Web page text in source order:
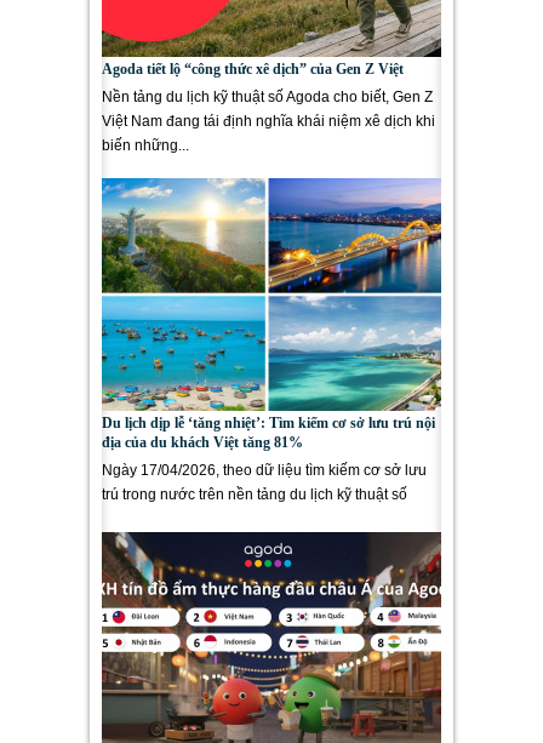
Agoda tiết lộ “công thức xê dịch” của Gen Z Việt
Nền tảng du lịch kỹ thuật số Agoda cho biết, Gen Z
Việt Nam đang tái định nghĩa khái niệm xê dịch khi
biến những...
Du lịch dịp lễ ‘tăng nhiệt’: Tìm kiếm cơ sở lưu trú nội
địa của du khách Việt tăng 81%
Ngày 17/04/2026, theo dữ liệu tìm kiếm cơ sở lưu
trú trong nước trên nền tảng du lịch kỹ thuật số